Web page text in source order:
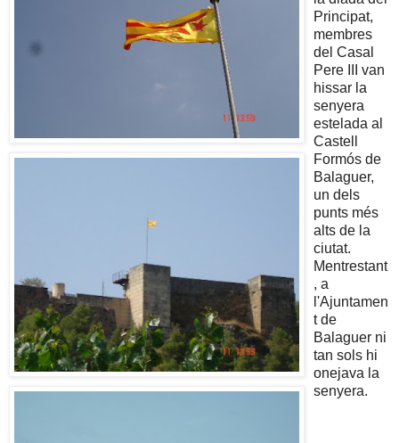
Principat,
membres
del Casal
Pere III van
hissar la
senyera
estelada al
Castell
Formós de
Balaguer,
un dels
punts més
alts de la
ciutat.
Mentrestant
, a
l'Ajuntamen
t de
Balaguer ni
tan sols hi
onejava la
senyera.